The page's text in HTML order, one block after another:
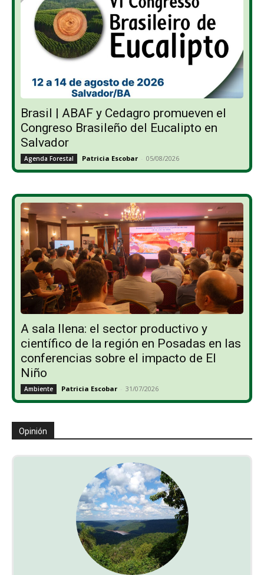
Brasil | ABAF y Cedagro promueven el
Congreso Brasileño del Eucalipto en
Salvador
Agenda Forestal Patricia Escobar - 05/08/2026
A sala llena: el sector productivo y
científico de la región en Posadas en las
conferencias sobre el impacto de El
Niño
Ambiente Patricia Escobar - 31/07/2026
Opinión